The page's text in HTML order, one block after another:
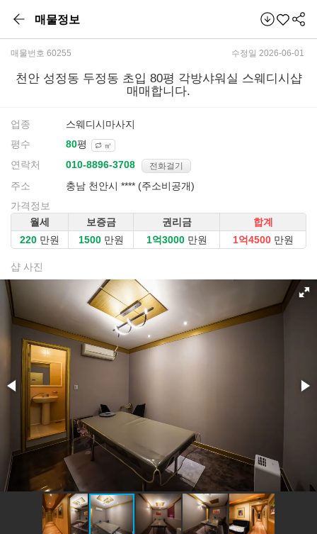
매물정보
매물번호 60255 수정일 2026-06-01
천안 성정동 두정동 초입 80평 각방샤워실 스웨디시샵
매매합니다.
업종
스웨디시마사지
평수
평 ㎡
연락처 전화걸기
주소
충남 천안시 **** (주소비공개)
가격정보
월세
보증금 권리금
합계
만원
만원 만원 만원
샵 사진